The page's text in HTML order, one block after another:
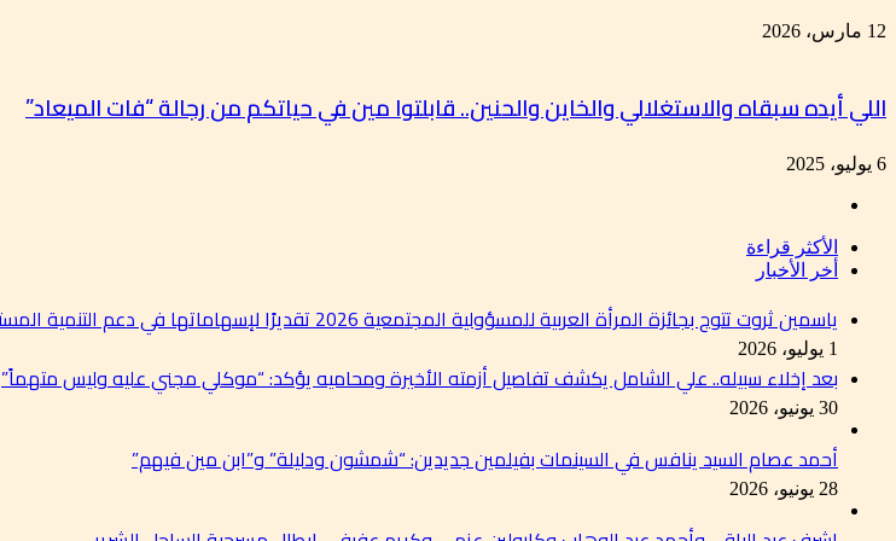
12 مارس، 2026
اللي أيده سبقاه والاستغلالي والخاين والحنين.. قابلتوا مين في حياتكم من رجالة “فات الميعاد”
6 يوليو، 2025
الأكثر قراءة
أخر الأخبار
ياسمين ثروت تتوج بجائزة المرأة العربية للمسؤولية المجتمعية 2026 تقديرًا لإسهاماتها في دعم التنمية المستدامة
1 يوليو، 2026
بعد إخلاء سبيله.. علي الشامل يكشف تفاصيل أزمته الأخيرة ومحاميه يؤكد: “موكلي مجني عليه وليس متهماً”
30 يونيو، 2026
أحمد عصام السيد ينافس في السينمات بفيلمين جديدين: “شمشون ودليلة” و”ابن مين فيهم”
28 يونيو، 2026